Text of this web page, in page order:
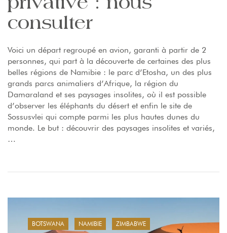
consulter
Voici un départ regroupé en avion, garanti à partir de 2
personnes, qui part à la découverte de certaines des plus
belles régions de Namibie : le parc d’Etosha, un des plus
grands parcs animaliers d’Afrique, la région du
Damaraland et ses paysages insolites, où il est possible
d’observer les éléphants du désert et enfin le site de
Sossusvlei qui compte parmi les plus hautes dunes du
monde. Le but : découvrir des paysages insolites et variés,
…
BOTSWANA NAMIBIE ZIMBABWE